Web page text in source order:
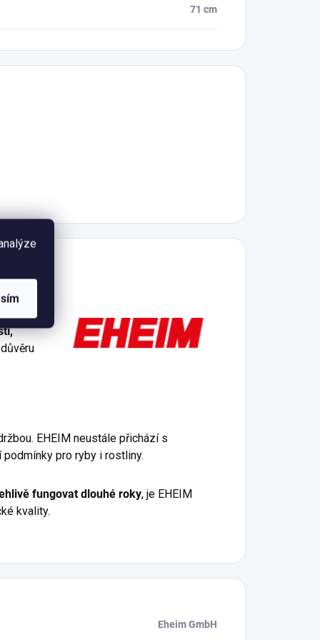
71 cm
, která
EHEIM
EHEIM neustále přichází s
pro ryby i rostliny.
fungovat dlouhé roky, je EHEIM
kvality.
Eheim GmbH